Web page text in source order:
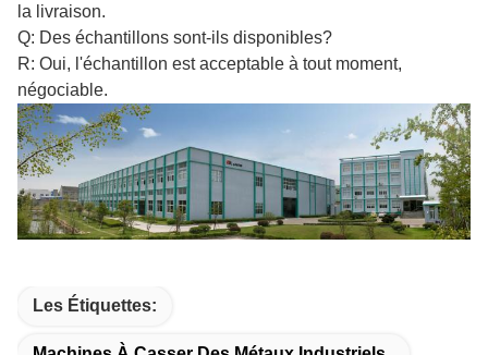
la livraison.
Q: Des échantillons sont-ils disponibles?
R: Oui, l'échantillon est acceptable à tout moment,
négociable.
Les Étiquettes: